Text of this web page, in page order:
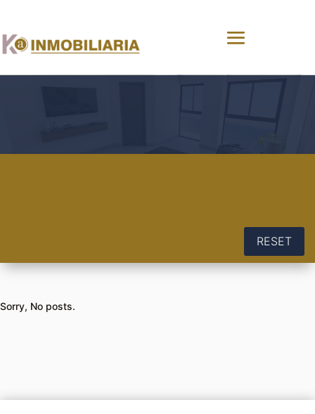
RESET
Sorry, No posts.